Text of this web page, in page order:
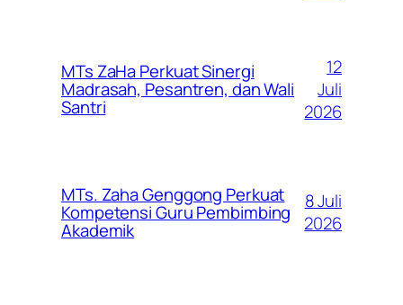
MTs ZaHa Perkuat Sinergi
Madrasah, Pesantren, dan Wali
Santri
12
Juli
2026
MTs. Zaha Genggong Perkuat
Kompetensi Guru Pembimbing
Akademik
8 Juli
2026